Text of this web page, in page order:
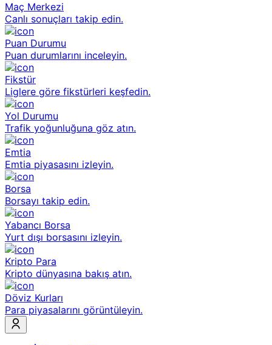
Maç Merkezi
Canlı sonuçları takip edin.
Puan Durumu
Puan durumlarını inceleyin.
Fikstür
Liglere göre fikstürleri keşfedin.
Yol Durumu
Trafik yoğunluğuna göz atın.
Emtia
Emtia piyasasını izleyin.
Borsa
Borsayı takip edin.
Yabancı Borsa
Yurt dışı borsasını izleyin.
Kripto Para
Kripto dünyasına bakış atın.
Döviz Kurları
Para piyasalarını görüntüleyin.